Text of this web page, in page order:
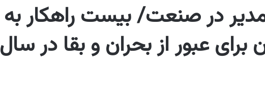
در صنعت/ بیست راهکار به
برای عبور از بحران و بقا در سال